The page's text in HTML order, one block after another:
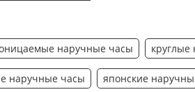
наручные часы
наручные часы японские